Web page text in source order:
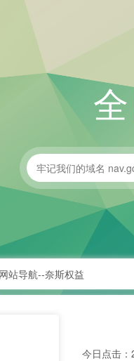
网站导航--奈斯权益
今日点击：